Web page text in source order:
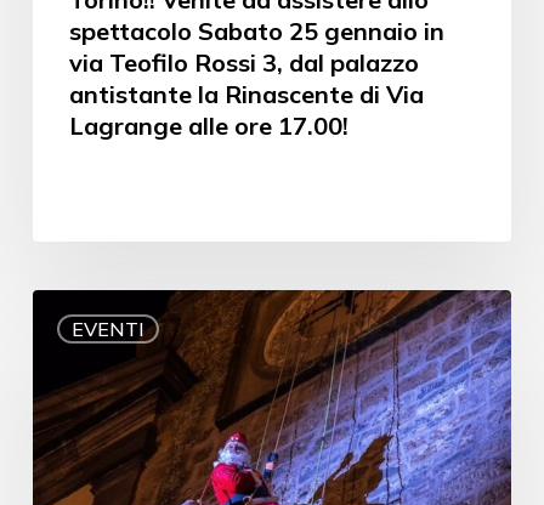
spettacolo Sabato 25 gennaio in
via Teofilo Rossi 3, dal palazzo
antistante la Rinascente di Via
Lagrange alle ore 17.00!
EVENTI